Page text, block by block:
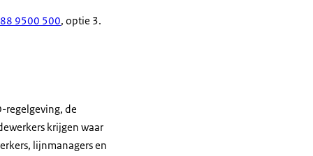
9500 500, optie 3.
regelgeving, de
krijgen waar
lijnmanagers en